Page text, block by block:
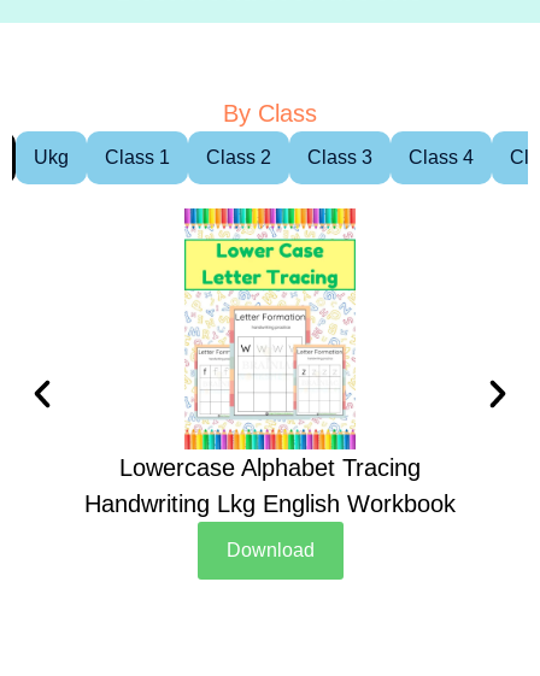
By Class
Ukg Class 1 Class 2 Class 3 Class 4
Lowercase Alphabet Tracing
Handwriting Lkg English Workbook
Download